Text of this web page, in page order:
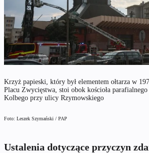
Krzyż papieski, który był elementem ołtarza w
Placu Zwycięstwa, stoi obok kościoła
Kolbego przy ulicy Rzymowskiego
Foto: Leszek Szymański / PAP
Ustalenia dotyczące przyczyn